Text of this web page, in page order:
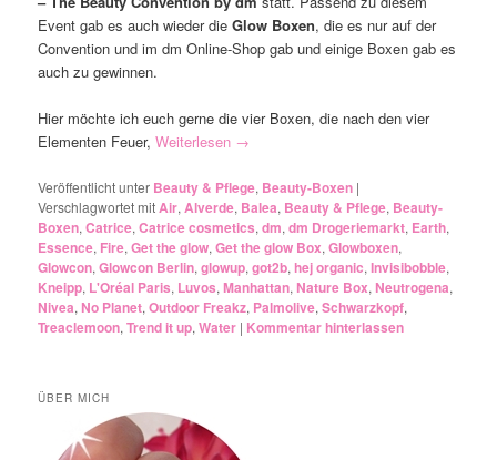
Event gab es auch wieder dieGlow Boxen, die es nur auf der
Convention und im dm Online-Shop gab und einige Boxen gab es
auch zu gewinnen.
Hier möchte ich euch gerne die vier Boxen, die nach den vier
Elementen Feuer,Weiterlesen →
Veröffentlicht unter Beauty & Pflege, Beauty-Boxen |
Verschlagwortet mitAir,Alverde, Balea, Beauty & Pflege, Beauty-
Boxen,Catrice,Catrice cosmetics,dm,dm Drogeriemarkt, Earth,
Essence, Fire,Get the glow,Get the glow Box,Glowboxen,
Glowcon,Glowcon Berlin,glowup,got2b,hej organic,Invisibobble,
Kneipp, L'Oréal Paris, Luvos,Manhattan,Nature Box,Neutrogena,
Nivea,No Planet,Outdoor Freakz, Palmolive,Schwarzkopf,
Treaclemoon,Trend it up,Water | Kommentar hinterlassen
ÜBER MICH